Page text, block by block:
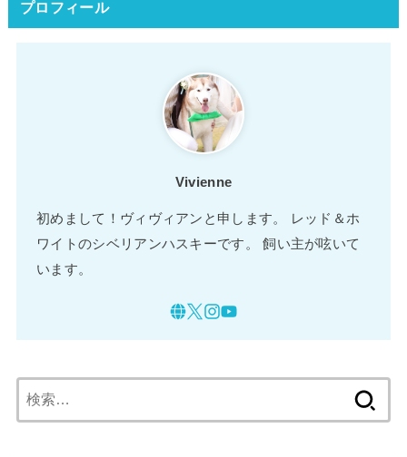
プロフィール
Vivienne
初めまして！ヴィヴィアンと申します。 レッド＆ホ
ワイトのシベリアンハスキーです。 飼い主が呟いて
います。
索: